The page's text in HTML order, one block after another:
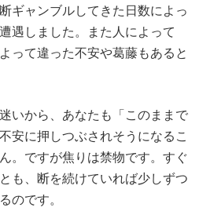
ギャンブルしてきた日数によっ
遇しました。また人によって
って違った不安や葛藤もあると
いから、あなたも「このままで
安に押しつぶされそうになるこ
。ですが焦りは禁物です。すぐ
も、断を続けていれば少しずつ
のです。